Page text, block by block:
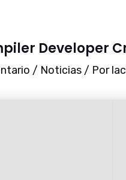
Developer
/ Noticias / Por